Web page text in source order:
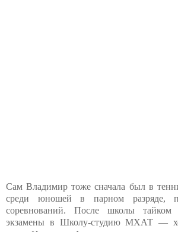
Сам Владимир тоже сначала был в
среди юношей в парном разряде,
соревнований. После школы
экзамены в Школу-студию МХАТ —